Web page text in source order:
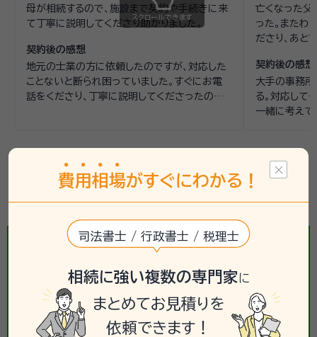
母が相続するので、施設まで契約や手続きに来
て丁寧に説明してくださり助かりました。
契約後の感想
地元の士業の方に依頼したのですが、対応した
ことないと断られ困っていました。すぐにお電
話をくださり、丁寧に説明してくださったので
亡くなった父
った。またわ
ださり、あと
契約後の感想
大手の事務所
る。対応して
一緒に考えて
スクロールできます
勝瑞駅(徳島県)で相続手続きにかかる費用を
費用 相場がすぐにわかる！
司法書士 / 行政書士 / 税理士
相続に強い複数の専門家に
まとめてお見積りを
依頼できます！